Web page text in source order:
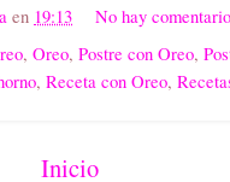
en 19:13
No hay
, Oreo, Postre con Oreo,
, Receta con Oreo,
Inicio